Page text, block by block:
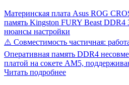
Материнская плата Asus ROG
память Kingston FURY Beast DDR4
нюансы настройки
⚠️ Совместимость частичная:
Оперативная память DDR4
платой на сокете AM5,
Читать подробнее